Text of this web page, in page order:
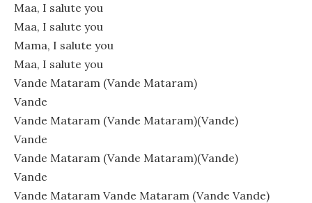
Maa, I salute you
Maa, I salute you
Mama, I salute you
Maa, I salute you
Vande Mataram (Vande Mataram)
Vande
Vande Mataram (Vande Mataram)(Vande)
Vande
Vande Mataram (Vande Mataram)(Vande)
Vande
Vande Mataram Vande Mataram (Vande Vande)